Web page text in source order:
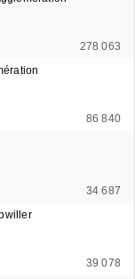
278 063
86 840
34 687
39 078